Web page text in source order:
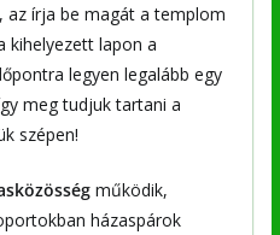
az írja be magát a templom
kihelyezett lapon a
legyen legalább egy
meg tudjuk tartani a
szépen!
működik,
házaspárok